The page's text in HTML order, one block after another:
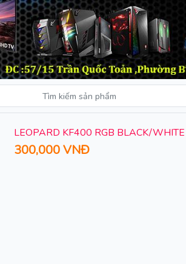
LEOPARD KF400 RGB BLACK/WHITE
300,000 VNĐ